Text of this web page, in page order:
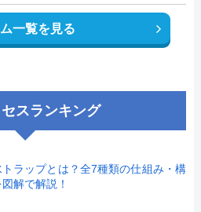
一覧を見る
スランキング
トラップとは？全7種類の仕組み・構
解で解説！